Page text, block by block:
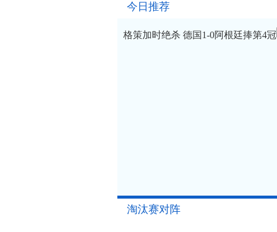
今日推荐
格策加时绝杀 德国1-0阿根廷捧第4冠
淘汰赛对阵